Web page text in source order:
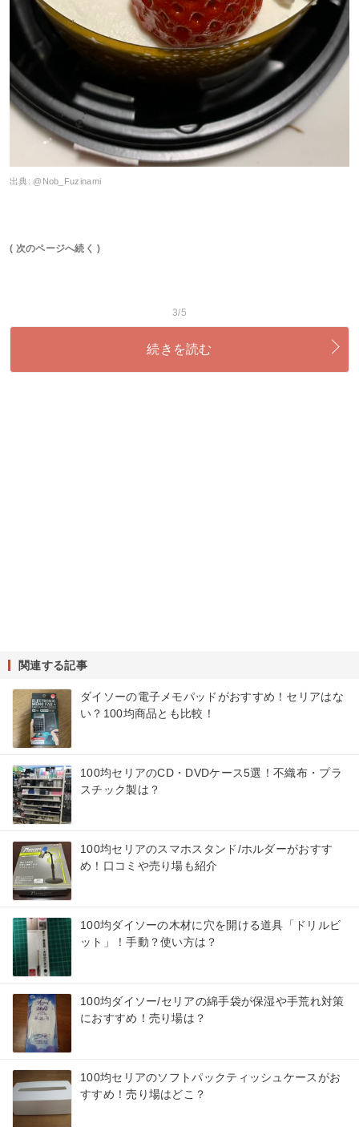
出典: @Nob_Fuzinami
( 次のページへ続く )
3/5
続きを読む
関連する記事
ダイソーの電子メモパッドがおすすめ！セリアはな
い？100均商品とも比較！
100均セリアのCD・DVDケース5選！不織布・プラ
スチック製は？
100均セリアのスマホスタンド/ホルダーがおすす
め！口コミや売り場も紹介
100均ダイソーの木材に穴を開ける道具「ドリルビ
ット」！手動？使い方は？
100均ダイソー/セリアの綿手袋が保湿や手荒れ対策
におすすめ！売り場は？
100均セリアのソフトパックティッシュケースがお
すすめ！売り場はどこ？